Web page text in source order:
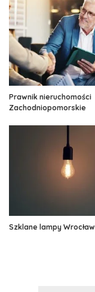
Prawnik nieruchomości
Zachodniopomorskie
Szklane lampy Wrocław